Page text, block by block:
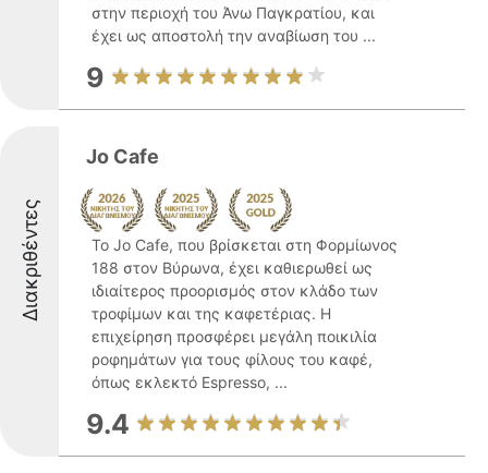
στην περιοχή του Άνω Παγκρατίου, και
έχει ως αποστολή την αναβίωση του ...
9
Διακριθέντες
Jo Cafe
Το Jo Cafe, που βρίσκεται στη Φορμίωνος
188 στον Βύρωνα, έχει καθιερωθεί ως
ιδιαίτερος προορισμός στον κλάδο των
τροφίμων και της καφετέριας. Η
επιχείρηση προσφέρει μεγάλη ποικιλία
ροφημάτων για τους φίλους του καφέ,
όπως εκλεκτό Espresso, ...
9.4